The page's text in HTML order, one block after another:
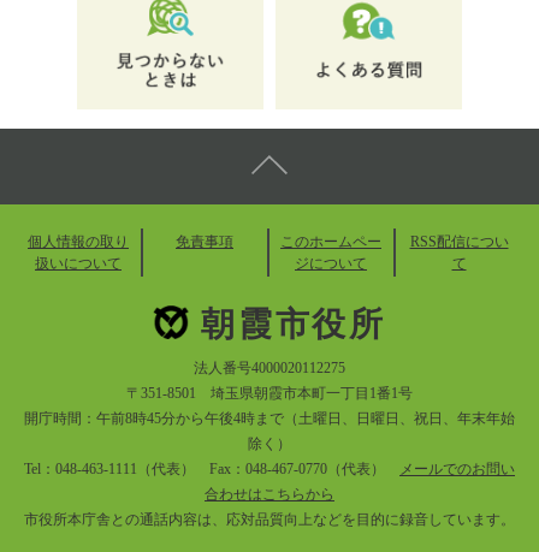
個人情報の取り
扱いについて
免責事項
このホームペー
ジについて
RSS配信につい
て
朝霞市役所
法人番号4000020112275
〒351-8501 埼玉県朝霞市本町一丁目1番1号
開庁時間：午前8時45分から午後4時まで（土曜日、日曜日、祝日、年末年始
除く）
Tel：048-463-1111（代表） Fax：048-467-0770（代表）
メールでのお問い
合わせはこちらから
市役所本庁舎との通話内容は、応対品質向上などを目的に録音しています。